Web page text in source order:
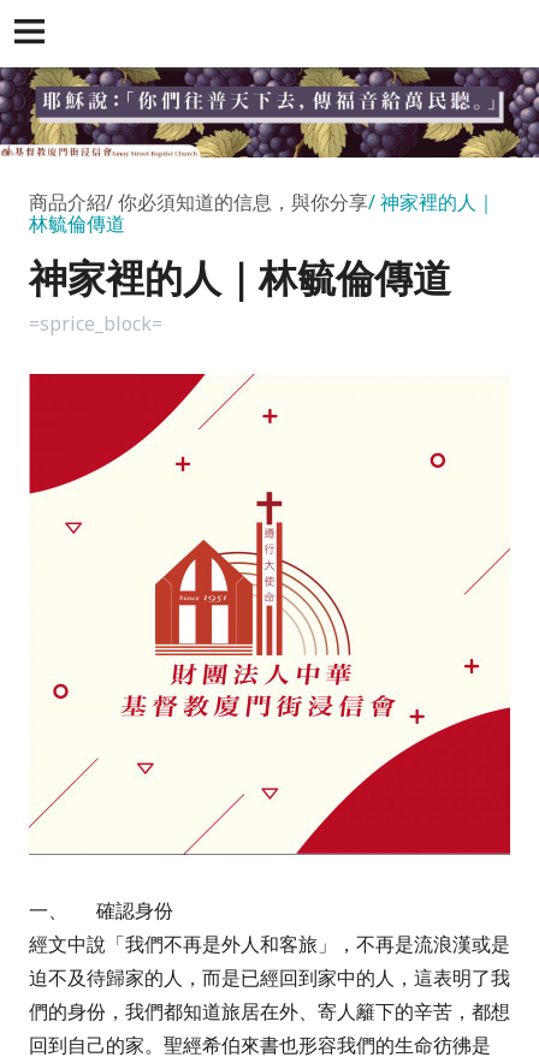
商品介紹 你必須知道的信息，與你分享 神家裡的人｜
林毓倫傳道
神家裡的人｜林毓倫傳道
=sprice_block=
一、
確認身份
經文中說 「我們不再是外人和客旅」
，不再是流浪漢或是
迫不及待歸家的人，而是已經回到家中的人，這表明了我
們的身份，我們都知道旅居在外、寄人籬下的辛苦，都想
回到自己的家。聖經希伯來書也形容我們的生命彷彿是